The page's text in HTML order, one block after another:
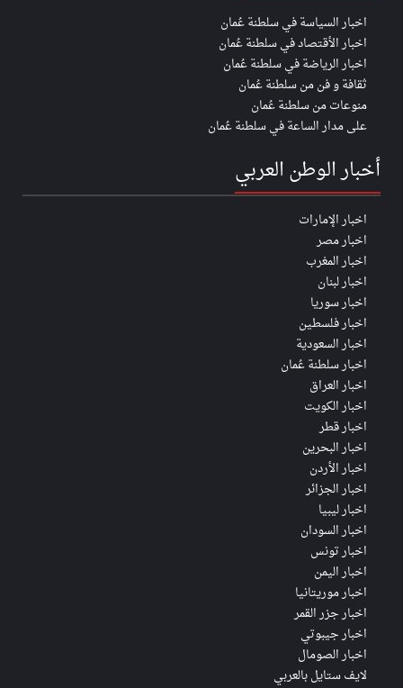
اخبار السياسة في سلطنة عُمان
اخبار الأقتصاد في سلطنة عُمان
اخبار الرياضة في سلطنة عُمان
ثقافة و فن من سلطنة عُمان
منوعات من سلطنة عُمان
على مدار الساعة في سلطنة عُمان
أخبار الوطن العربي
اخبار الإمارات
اخبار مصر
اخبار المغرب
اخبار لبنان
اخبار سوريا
اخبار فلسطين
اخبار السعودية
اخبار سلطنة عُمان
اخبار العراق
اخبار الكويت
اخبار قطر
اخبار البحرين
اخبار الأردن
اخبار الجزائر
اخبار ليبيا
اخبار السودان
اخبار تونس
اخبار اليمن
اخبار موريتانيا
اخبار جزر القمر
اخبار جيبوتي
اخبار الصومال
لايف ستايل بالعربي